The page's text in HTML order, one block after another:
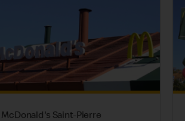
McDonald's Saint-Pierre